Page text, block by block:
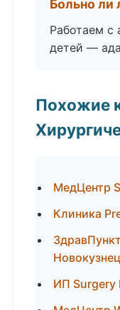
Больно ли
Работаем с
детей —
Похожие
МедЦентр
Клиника
ИП Surgery